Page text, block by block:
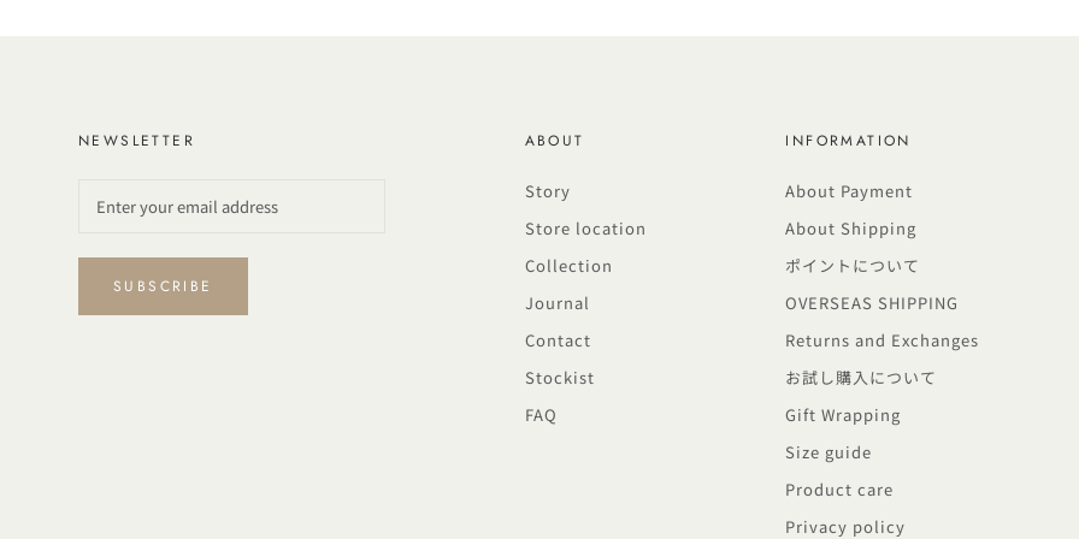
NEWSLETTER
SUBSCRIBE
ABOUT
Story
Store location
Collection
Journal
Contact
Stockist
FAQ
INFORMATION
About Payment
About Shipping
ポイントについて
OVERSEAS SHIPPING
Returns and Exchanges
お試し購入について
Gift Wrapping
Size guide
Product care
Privacy policy